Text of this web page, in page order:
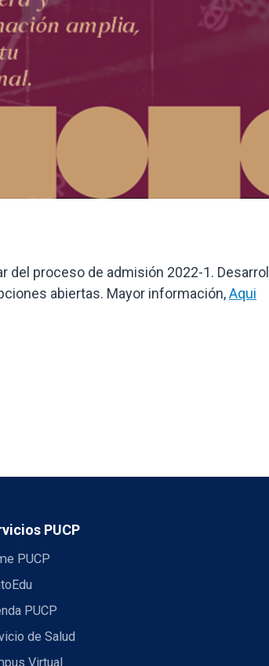
del proceso de admisión 2022-1.
abiertas. Mayor información,Aqui
PUCP
PUCP
PUCP
de Salud
Virtual